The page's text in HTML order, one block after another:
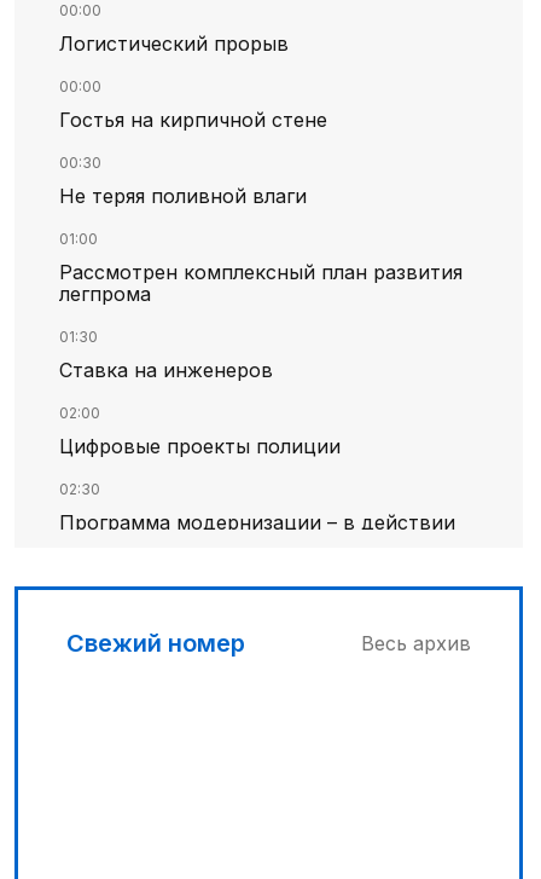
00:00
Логистический прорыв
00:00
Гостья на кирпичной стене
00:30
Не теряя поливной влаги
01:00
Рассмотрен комплексный план развития
легпрома
01:30
Ставка на инженеров
02:00
Цифровые проекты полиции
02:30
Программа модернизации – в действии
Свежий номер Весь архив